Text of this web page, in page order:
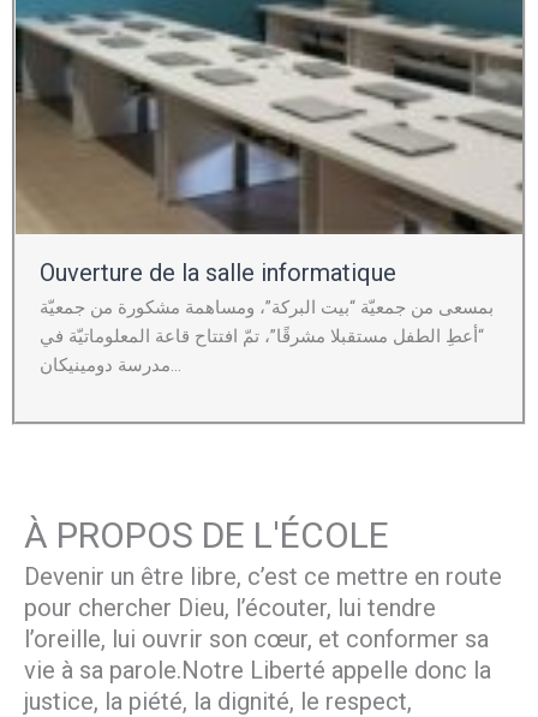
Ouverture de la salle informatique
بمسعى من جمعيّة “بيت البركة”، ومساهمة مشكورة من جمعيّة
“أعطِ الطفل مستقبلا مشرقًا”، تمّ افتتاح قاعة المعلوماتيّة في
مدرسة دومينيكان...
À PROPOS DE L'ÉCOLE
Devenir un être libre, c’est ce mettre en route
pour chercher Dieu, l’écouter, lui tendre
l’oreille, lui ouvrir son cœur, et conformer sa
vie à sa parole.Notre Liberté appelle donc la
justice, la piété, la dignité, le respect,